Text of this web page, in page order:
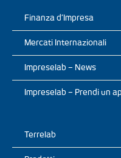
Finanza d’Impresa
Mercati Internazionali
Impreselab – News
Impreselab – Prendi un
Terrelab